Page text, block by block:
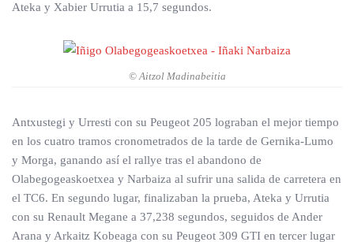
Ateka y Xabier Urrutia a 15,7 segundos.
© Aitzol Madinabeitia
Antxustegi y Urresti con su Peugeot 205 lograban el mejor tiempo
en los cuatro tramos cronometrados de la tarde de Gernika-Lumo
y Morga, ganando así el rallye tras el abandono de
Olabegogeaskoetxea y Narbaiza al sufrir una salida de carretera en
el TC6. En segundo lugar, finalizaban la prueba, Ateka y Urrutia
con su Renault Megane a 37,238 segundos, seguidos de Ander
Arana y Arkaitz Kobeaga con su Peugeot 309 GTI en tercer lugar